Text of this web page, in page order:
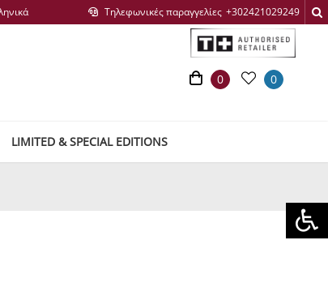
Τηλεφωνικές παραγγελίες
0 0
LIMITED & SPECIAL EDITIONS